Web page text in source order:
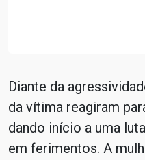
Diante da
da vítima reagiram
dando início a uma
em ferimentos. A